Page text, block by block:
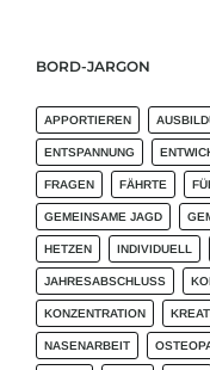
BORD-JARGON
APPORTIEREN
ENTSPANNUNG
FRAGEN FÄHRTE
GEMEINSAME JAGD
HETZEN INDIVIDUELL
JAHRESABSCHLUSS
KONZENTRATION
NASENARBEIT